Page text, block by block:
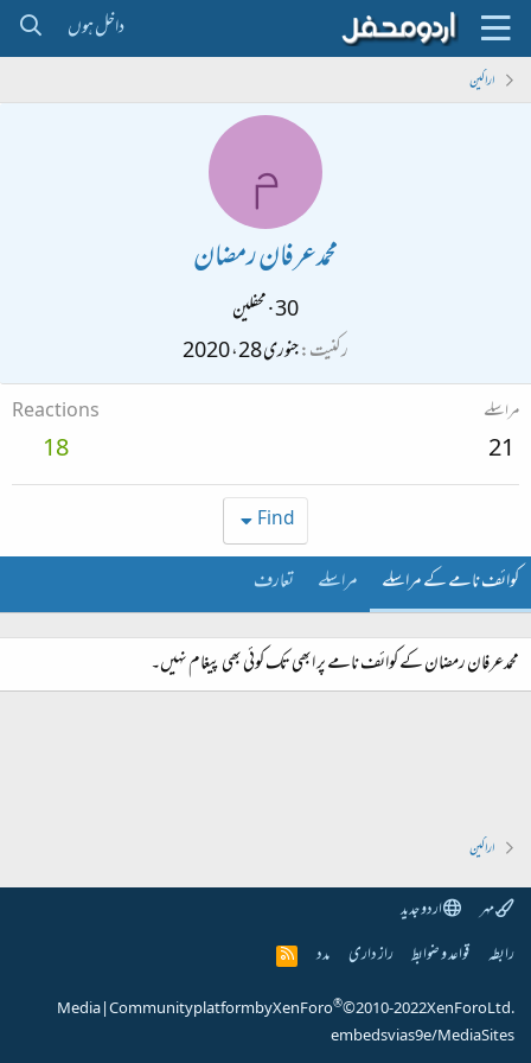
داخل ہوں
اراکین
م
محمدعرفان رمضان
محفلین·30
رکنیت جنوری 28، 2020
مراسلے
21
Reactions
18
Find
کوائف نامے کے مراسلے مراسلے تعارف
محمدعرفان رمضان کے کوائف نامے پر ابھی تک کوئی بھی پیغام نہیں۔
اراکین
مہر
اردو جدید
رابطہ قواعد و ضوابط راز داری مدد
R
S
Community platform by XenForo®© 2010-2022 XenForo Ltd.
|
Media
embeds via s9e/MediaSites